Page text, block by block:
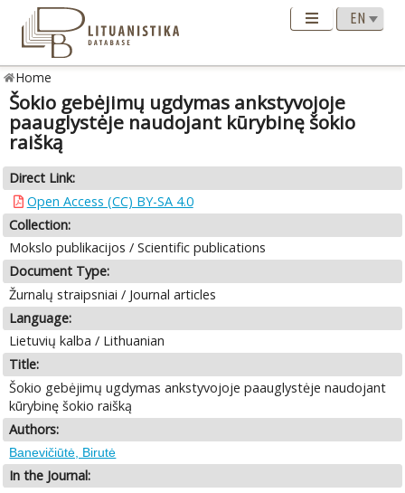
Home
Šokio gebėjimų ugdymas ankstyvojoje
paauglystėje naudojant kūrybinę šokio
raišką
Direct Link:
Open Access (CC) BY-SA 4.0
Collection:
Mokslo publikacijos / Scientific publications
Document Type:
Žurnalų straipsniai / Journal articles
Language:
Lietuvių kalba / Lithuanian
Title:
Šokio gebėjimų ugdymas ankstyvojoje paauglystėje naudojant
kūrybinę šokio raišką
Authors:
Banevičiūtė, Birutė
In the Journal: